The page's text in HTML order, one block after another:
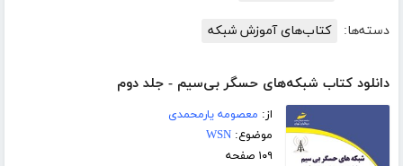
دسته‌ها: کتاب‌های آموزش شبکه
دانلود کتاب شبکه‌های حسگر بی‌سیم - جلد دوم
از: معصومه یارمحمدی
موضوع:WSN
۱۰۹ صفحه